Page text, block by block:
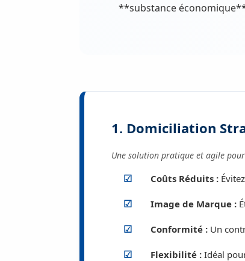
**substance
1. Domiciliation
Une solution pratique et agile
Coûts Réduits :
Image de Marque :
Conformité : Un
Flexibilité : Idéal